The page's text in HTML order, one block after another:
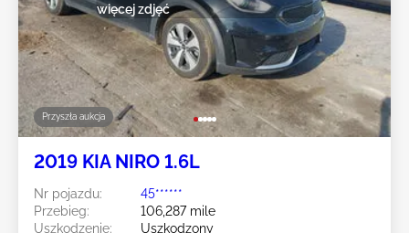
Przyszła aukcja
więcej zdjęć
2019 KIA NIRO 1.6L
Nr pojazdu:
45******
Przebieg:
106,287 mile
Uszkodzenie:
Uszkodzony